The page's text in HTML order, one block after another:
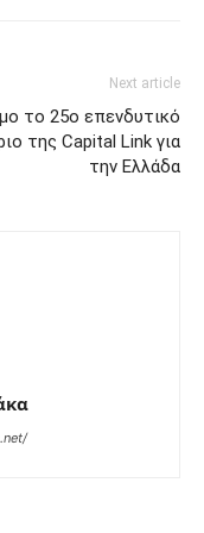
Next article
το 25ο επενδυτικό
της Capital Link για
την Ελλάδα